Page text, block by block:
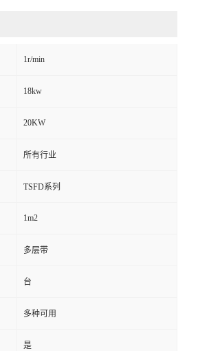
1r/min
18kw
20KW
所有行业
TSFD系列
1m2
多层带
台
多种可用
是